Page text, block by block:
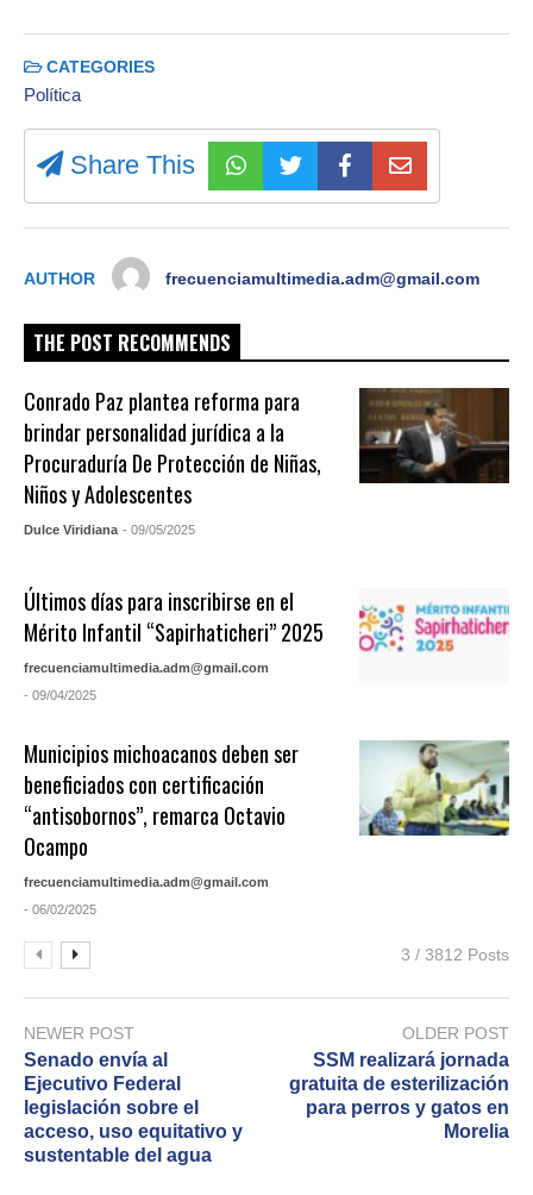
CATEGORIES
Política
Share This
AUTHOR frecuenciamultimedia.adm@gmail.com
THE POST RECOMMENDS
Conrado Paz plantea reforma para
brindar personalidad jurídica a la
Procuraduría De Protección de Niñas,
Niños y Adolescentes
Dulce Viridiana - 09/05/2025
Últimos días para inscribirse en el
Mérito Infantil “Sapirhaticheri” 2025
frecuenciamultimedia.adm@gmail.com
- 09/04/2025
Municipios michoacanos deben ser
beneficiados con certificación
“antisobornos”, remarca Octavio
Ocampo
frecuenciamultimedia.adm@gmail.com
- 06/02/2025
3 / 3812 Posts
NEWER POST
Senado envía al
Ejecutivo Federal
legislación sobre el
acceso, uso equitativo y
sustentable del agua
OLDER POST
SSM realizará jornada
gratuita de esterilización
para perros y gatos en
Morelia